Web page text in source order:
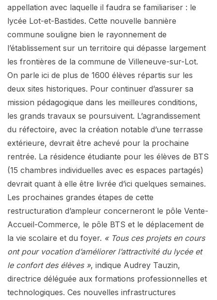
appellation avec laquelle il faudra se familiariser : le
lycée Lot-et-Bastides. Cette nouvelle bannière
commune souligne bien le rayonnement de
l’établissement sur un territoire qui dépasse largement
les frontières de la commune de Villeneuve-sur-Lot.
On parle ici de plus de 1600 élèves répartis sur les
deux sites historiques. Pour continuer d’assurer sa
mission pédagogique dans les meilleures conditions,
les grands travaux se poursuivent. L’agrandissement
du réfectoire, avec la création notable d’une terrasse
extérieure, devrait être achevé pour la prochaine
rentrée. La résidence étudiante pour les élèves de BTS
(15 chambres individuelles avec es espaces partagés)
devrait quant à elle être livrée d’ici quelques semaines.
Les prochaines grandes étapes de cette
restructuration d’ampleur concerneront le pôle Vente-
Accueil-Commerce, le pôle BTS et le déplacement de
la vie scolaire et du foyer. « Tous ces projets en cours
ont pour vocation d’améliorer l’attractivité du lycée et
le confort des élèves », indique Audrey Tauzin,
directrice déléguée aux formations professionnelles et
technologiques. Ces nouvelles infrastructures